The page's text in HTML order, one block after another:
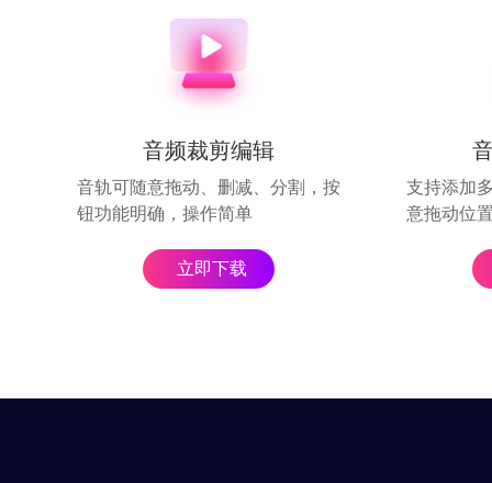
音频裁剪编辑
音轨可随意拖动、删减、分割，按
钮功能明确，操作简单
立即下载
支持添加
意拖动位